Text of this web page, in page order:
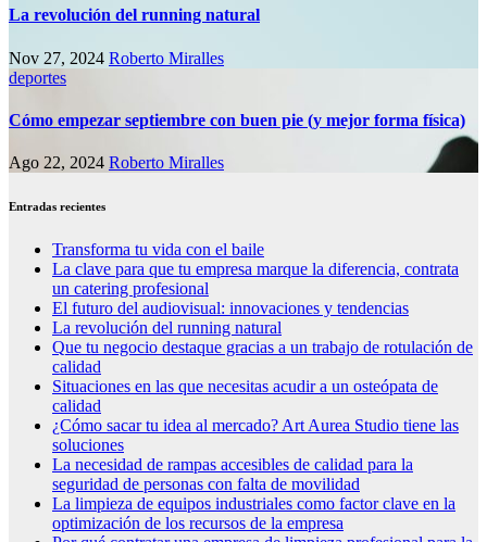
La revolución del running natural
Nov 27, 2024 Roberto Miralles
deportes
Cómo empezar septiembre con buen pie (y mejor forma física)
Ago 22, 2024 Roberto Miralles
Entradas recientes
Transforma tu vida con el baile
La clave para que tu empresa marque la diferencia, contrata
un catering profesional
El futuro del audiovisual: innovaciones y tendencias
La revolución del running natural
Que tu negocio destaque gracias a un trabajo de rotulación de
calidad
Situaciones en las que necesitas acudir a un osteópata de
calidad
¿Cómo sacar tu idea al mercado? Art Aurea Studio tiene las
soluciones
La necesidad de rampas accesibles de calidad para la
seguridad de personas con falta de movilidad
La limpieza de equipos industriales como factor clave en la
optimización de los recursos de la empresa